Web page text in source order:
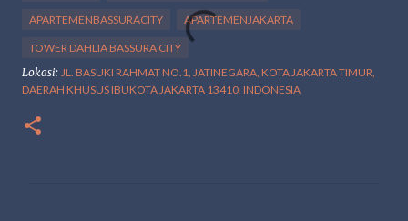
APARTEMENBASSURACITY APARTEMENJAKARTA
TOWER DAHLIA BASSURA CITY
Lokasi: JL. BASUKI RAHMAT NO.1, JATINEGARA, KOTA JAKARTA TIMUR,
DAERAH KHUSUS IBUKOTA JAKARTA 13410, INDONESIA